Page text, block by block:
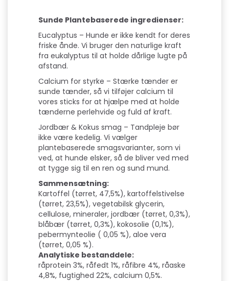
Sunde Plantebaserede ingredienser:
Eucalyptus – Hunde er ikke kendt for deres
friske ånde. Vi bruger den naturlige kraft
fra eukalyptus til at holde dårlige lugte på
afstand.
Calcium for styrke – Stærke tænder er
sunde tænder, så vi tilføjer calcium til
vores sticks for at hjælpe med at holde
tænderne perlehvide og fuld af kraft.
Jordbær & Kokus smag – Tandpleje bør
ikke være kedelig. Vi vælger
plantebaserede smagsvarianter, som vi
ved, at hunde elsker, så de bliver ved med
at tygge sig til en ren og sund mund.
Sammensætning:
Kartoffel (tørret, 47,5%), kartoffelstivelse
(tørret, 23,5%), vegetabilsk glycerin,
cellulose, mineraler, jordbær (tørret, 0,3%),
blåbær (tørret, 0,3%), kokosolie (0,1%),
pebermynteolie ( 0,05 %), aloe vera
(tørret, 0,05 %).
Analytiske bestanddele:
råprotein 3%, råfedt 1%, råfibre 4%, råaske
4,8%, fugtighed 22%, calcium 0,5%.